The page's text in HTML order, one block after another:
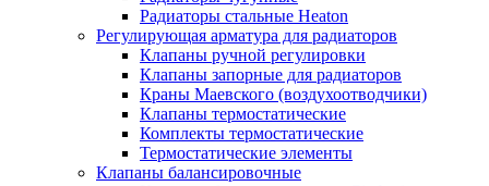
Радиаторы стальные Heaton
Регулирующая арматура для радиаторов
Клапаны ручной регулировки
Клапаны запорные для радиаторов
Краны Маевского (воздухоотводчики)
Клапаны термостатические
Комплекты термостатические
Термостатические элементы
Клапаны балансировочные